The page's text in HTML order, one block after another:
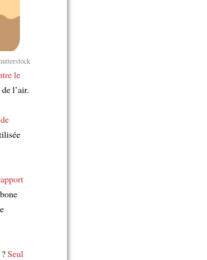
le
l’air.
Seul